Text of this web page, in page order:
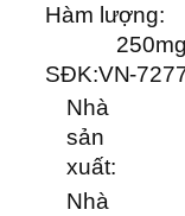
Hàm lượng:
250mg
SĐK:VN-
Nhà
sản
xuất:
Nhà